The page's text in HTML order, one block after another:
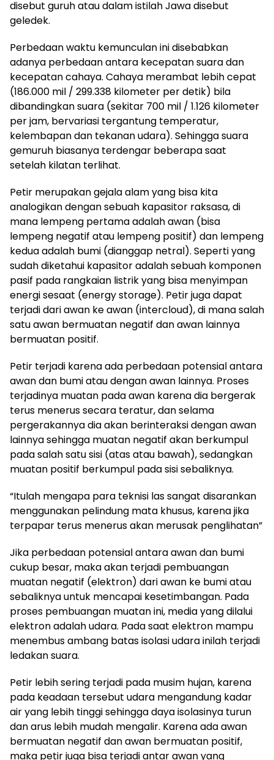
disebut guruh atau dalam istilah Jawa disebut
geledek.
Perbedaan waktu kemunculan ini disebabkan
adanya perbedaan antara kecepatan suara dan
kecepatan cahaya. Cahaya merambat lebih cepat
(186.000 mil / 299.338 kilometer per detik) bila
dibandingkan suara (sekitar 700 mil / 1.126 kilometer
per jam, bervariasi tergantung temperatur,
kelembapan dan tekanan udara). Sehingga suara
gemuruh biasanya terdengar beberapa saat
setelah kilatan terlihat.
Petir merupakan gejala alam yang bisa kita
analogikan dengan sebuah kapasitor raksasa, di
mana lempeng pertama adalah awan (bisa
lempeng negatif atau lempeng positif) dan lempeng
kedua adalah bumi (dianggap netral). Seperti yang
sudah diketahui kapasitor adalah sebuah komponen
pasif pada rangkaian listrik yang bisa menyimpan
energi sesaat (energy storage). Petir juga dapat
terjadi dari awan ke awan (intercloud), di mana salah
satu awan bermuatan negatif dan awan lainnya
bermuatan positif.
Petir terjadi karena ada perbedaan potensial antara
awan dan bumi atau dengan awan lainnya. Proses
terjadinya muatan pada awan karena dia bergerak
terus menerus secara teratur, dan selama
pergerakannya dia akan berinteraksi dengan awan
lainnya sehingga muatan negatif akan berkumpul
pada salah satu sisi (atas atau bawah), sedangkan
muatan positif berkumpul pada sisi sebaliknya.
“Itulah mengapa para teknisi las sangat disarankan
menggunakan pelindung mata khusus, karena jika
terpapar terus menerus akan merusak penglihatan”
Jika perbedaan potensial antara awan dan bumi
cukup besar, maka akan terjadi pembuangan
muatan negatif (elektron) dari awan ke bumi atau
sebaliknya untuk mencapai kesetimbangan. Pada
proses pembuangan muatan ini, media yang dilalui
elektron adalah udara. Pada saat elektron mampu
menembus ambang batas isolasi udara inilah terjadi
ledakan suara.
Petir lebih sering terjadi pada musim hujan, karena
pada keadaan tersebut udara mengandung kadar
air yang lebih tinggi sehingga daya isolasinya turun
dan arus lebih mudah mengalir. Karena ada awan
bermuatan negatif dan awan bermuatan positif,
maka petir juga bisa terjadi antar awan yang